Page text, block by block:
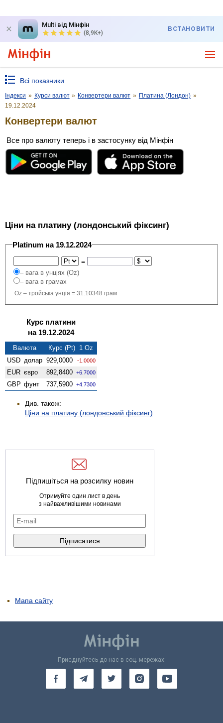
Multi від Мінфін
(8,9K+)
ВСТАНОВИТИ
Всі показники
Індекси » Курси валют » Конвертери валют » Платина (Лондон) »
19.12.2024
Конвертери валют
Все про валюту теперь і в застосунку від Мінфін
Ціни на платину (лондонський фіксинг)
Platinum на 19.12.2024
=
– вага в унціях (Oz)
– вага в грамах
Oz – тройська унція = 31.10348 грам
Курс платини
на 19.12.2024
Валюта
Курс (Pt) 1 Oz
USD долар 929,0000 -1.0000
EUR євро 892,8400 +6.7000
GBP фунт 737,5900 +4.7300
Див. також:
Ціни на платину (лондонський фіксинг)
Підпишіться на розсилку новин
Отримуйте один лист в день
з найважливішими новинами
Мапа сайту
Приєднуйтесь до нас в соц. мережах: